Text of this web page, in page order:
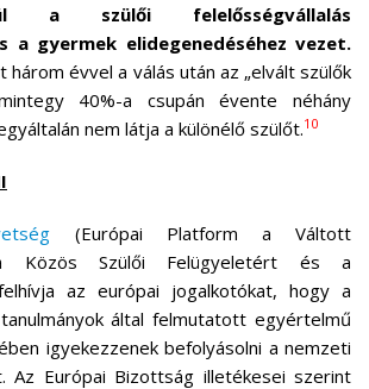
a szülői felelősségvállalás
a gyermek elidegenedéséhez vezet.
három évvel a válás után az „elvált szülők
40%-a csupán évente néhány
nem látja a különélő szülőt.10
(Európai Platform a Váltott
Közös Szülői Felügyeletért és a
az európai jogalkotókat, hogy a
által felmutatott egyértelmű
igyekezzenek befolyásolni a nemzeti
Az Európai Bizottság illetékesei szerint